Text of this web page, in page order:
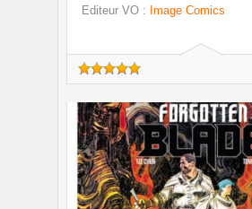
Editeur VO : Image Comics